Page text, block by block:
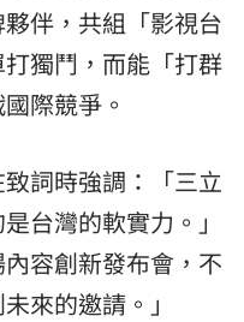
伴，共組「影視台
獨鬥，而能「打群
際競爭。
詞時強調：「三立
台灣的軟實力。」
容創新發布會，不
來的邀請。」